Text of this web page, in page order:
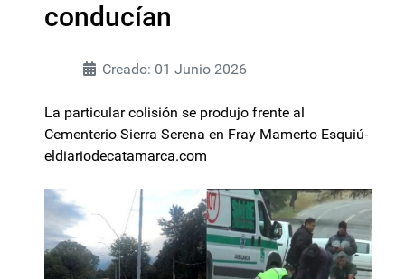
conducían
Creado: 01 Junio 2026
La particular colisión se produjo frente al
Cementerio Sierra Serena en Fray Mamerto Esquiú-
eldiariodecatamarca.com